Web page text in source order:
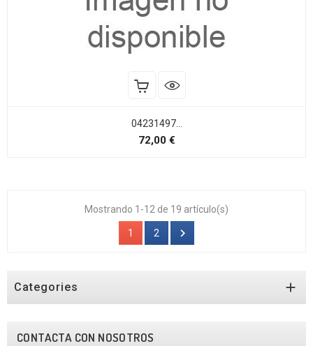
04231497...
72,00 €Precio
Mostrando 1-12 de 19 artículo(s)
1 2 
Categories 
CONTACTA CON NOSOTROS